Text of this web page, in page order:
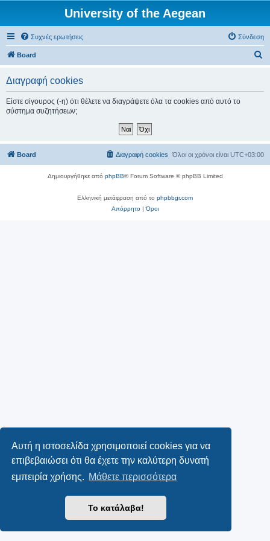
Αυτή η ιστοσελίδα χρησιμοποιεί cookies για να
επιβεβαιώσει ότι θα έχετε την καλύτερη δυνατή
εμπειρία χρήσης. Μάθετε περισσότερα
Το κατάλαβα!
University of the Aegean
Συχνές ερωτήσεις Σύνδεση
Board
σ
Διαγραφή cookies
Είστε σίγουρος (-η) ότι θέλετε να διαγράψετε όλα τα cookies από αυτό το
σύστημα συζητήσεων;
Board Όλοι οι χρόνοι είναι UTC+03:00
Διαγραφή cookies
Δημιουργήθηκε από phpBB® Forum Software © phpBB Limited
Ελληνική μετάφραση από το phpbbgr.com
Απόρρητο|Όροι